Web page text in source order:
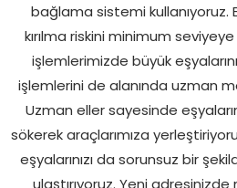
bağlama sistemi kullanıyoruz.
kırılma riskini minimum seviyeye
işlemlerimizde büyük
işlemlerini de alanında uzman
Uzman eller sayesinde
sökerek araçlarımıza
eşyalarınızı da sorunsuz bir
ulaştırıyoruz. Yeni